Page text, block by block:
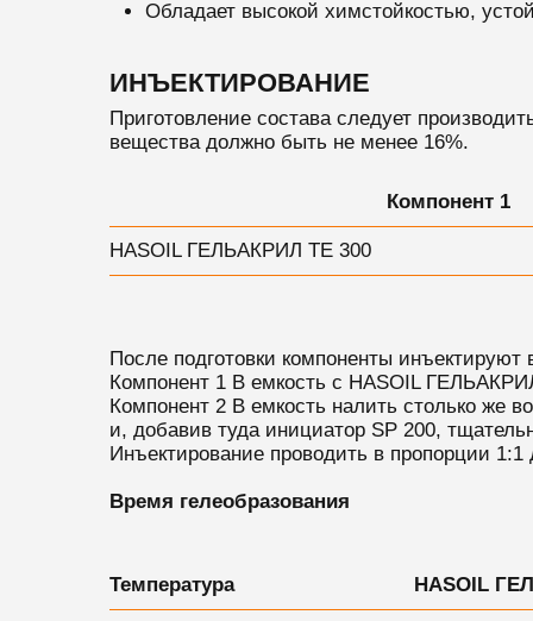
Обладает высокой химстойкостью,
ИНЪЕКТИРОВАНИЕ
Приготовление состава следует
вещества должно быть не менее 16%.
Компонент 1
HASOIL ГЕЛЬАКРИЛ TE 300
После подготовки компоненты инъектируют
Компонент 1 В емкость с HASOIL
Компонент 2 В емкость налить столько же
и, добавив туда инициатор SР 200,
Инъектирование проводить в пропорции
Время гелеобразования
Температура HASOIL